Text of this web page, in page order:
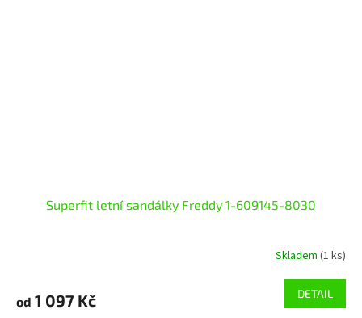
Superfit letní sandálky Freddy 1-609145-8030
Skladem (1 ks)
od 1 097 Kč DETAIL